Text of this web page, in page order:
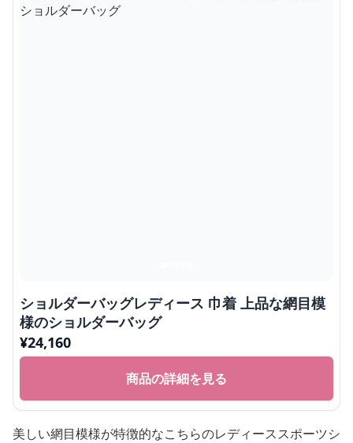
ショルダーバッグレディース 巾着 上品な網目模
様のショルダーバッグ
¥24,160
商品の詳細を見る
美しい網目模様が特徴的なこちらのレディーススポーツシ